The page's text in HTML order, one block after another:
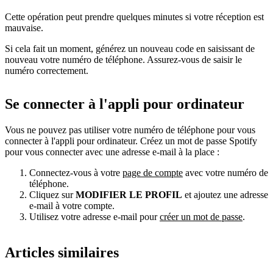
Cette opération peut prendre quelques minutes si votre réception est
mauvaise.
Si cela fait un moment, générez un nouveau code en saisissant de
nouveau votre numéro de téléphone. Assurez-vous de saisir le
numéro correctement.
Se connecter à l'appli pour ordinateur
Vous ne pouvez pas utiliser votre numéro de téléphone pour vous
connecter à l'appli pour ordinateur. Créez un mot de passe Spotify
pour vous connecter avec une adresse e-mail à la place :
Connectez-vous à votre page de compte avec votre numéro de
téléphone.
Cliquez surMODIFIER LE PROFIL et ajoutez une adresse
e-mail à votre compte.
Utilisez votre adresse e-mail pourcréer un mot de passe.
Articles similaires